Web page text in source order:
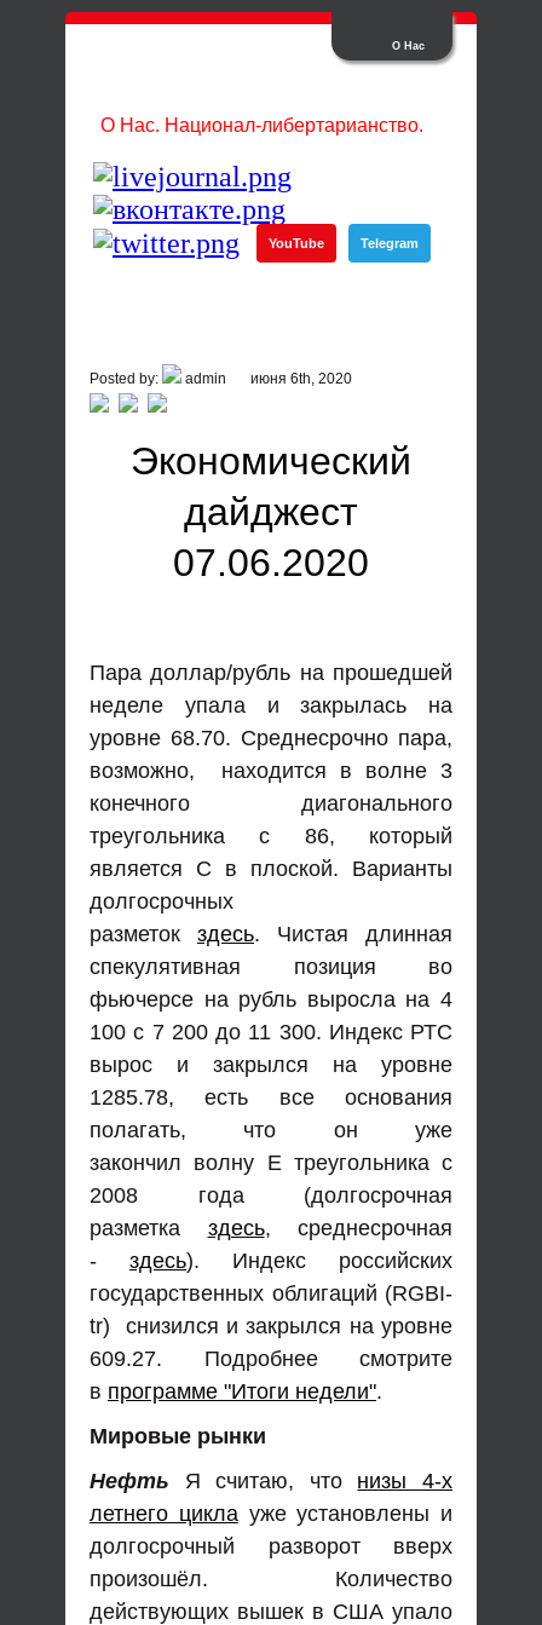
О Нас
О Нас. Национал-либертарианство.
YouTube Telegram
Posted by: admin июня 6th, 2020
Экономический
дайджест
07.06.2020
Пара доллар/рубль на прошедшей
неделе упала и закрылась на
уровне 68.70. Среднесрочно пара,
возможно, находится в волне 3
конечного диагонального
треугольника с 86, который
является С в плоской. Варианты
долгосрочных
разметок здесь. Чистая длинная
спекулятивная позиция во
фьючерсе на рубль выросла на 4
100 с 7 200 до 11 300. Индекс РТС
вырос и закрылся на уровне
1285.78, есть все основания
полагать, что он уже
закончил волну Е треугольника с
2008 года (долгосрочная
разметка здесь, среднесрочная
- здесь). Индекс российских
государственных облигаций (RGBI-
tr) снизился и закрылся на уровне
609.27. Подробнее смотрите
в программе "Итоги недели".
Мировые рынки
Нефть Я считаю, что низы 4-х
летнего циклауже установлены и
долгосрочный разворот вверх
произошёл. Количество
действующих вышек в США упало